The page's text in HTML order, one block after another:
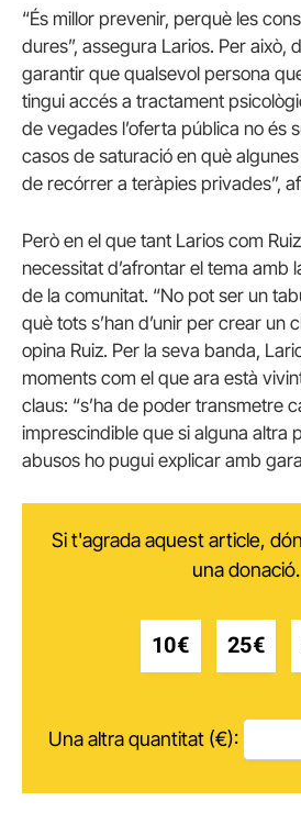
“És millor prevenir, perquè les
dures”, assegura Larios. Per això,
garantir que qualsevol persona
tingui accés a tractament
de vegades l’oferta pública no és
casos de saturació en què
de recórrer a teràpies privades”,
Però en el que tant Larios com
necessitat d’afrontar el tema amb
de la comunitat. “No pot ser un
què tots s’han d’unir per crear un
opina Ruiz. Per la seva banda,
moments com el que ara està
claus: “s’ha de poder transmetre
imprescindible que si alguna altra
abusos ho pugui explicar amb
Si t'agrada aquest article,
una donació.
10€ 25€
Una altra quantitat (€):